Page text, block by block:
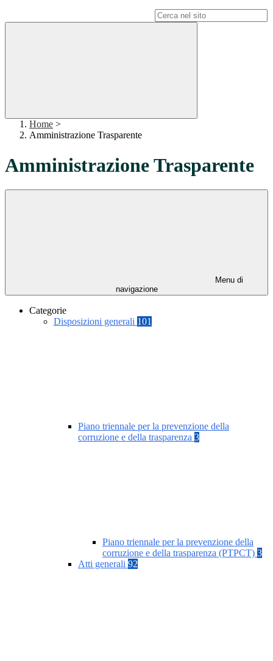
Home >
Amministrazione Trasparente
Amministrazione Trasparente
Menu di
navigazione
Categorie
Disposizioni generali 101
Piano triennale per la prevenzione della
corruzione e della trasparenza 3
Piano triennale per la prevenzione della
corruzione e della trasparenza (PTPCT) 3
Atti generali 92